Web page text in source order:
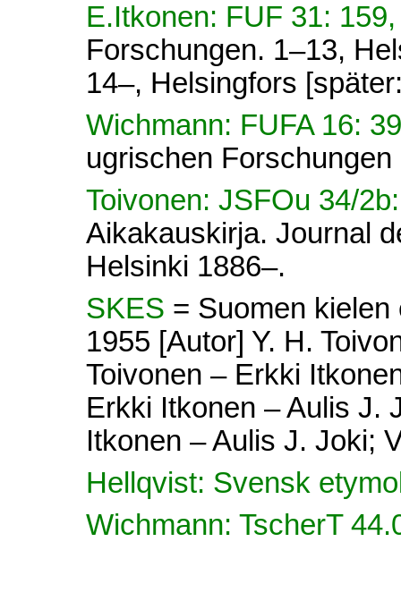
E.Itkonen: FUF 31:
Forschungen. 1–13,
14–, Helsingfors
Wichmann: FUFA 16:
ugrischen
Toivonen: JSFOu 34/
Aikakauskirja. Journal
Helsinki 1886–.
SKES = Suomen
1955 [Autor] Y. H.
Toivonen – Erkki
Erkki Itkonen – Aulis J.
Itkonen – Aulis J. Joki;
Hellqvist: Svensk
Wichmann: TscherT